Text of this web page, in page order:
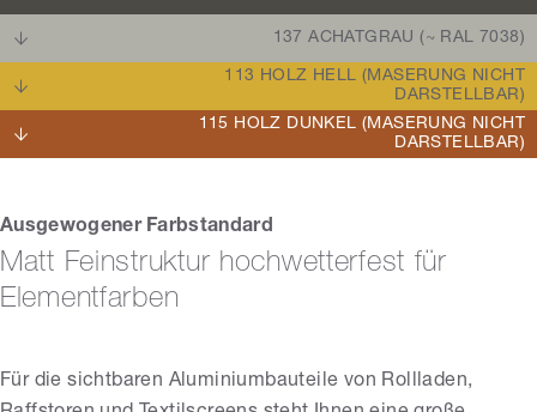
137 ACHATGRAU (~ RAL 7038)
113 HOLZ HELL (MASERUNG NICHT
DARSTELLBAR)
115 HOLZ DUNKEL (MASERUNG NICHT
DARSTELLBAR)
Ausgewogener Farbstandard
Matt Feinstruktur hochwetterfest für
Elementfarben
Für die sichtbaren Aluminiumbauteile von Rollladen,